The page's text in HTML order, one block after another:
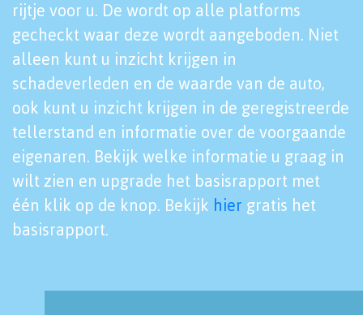
rijtje voor u. De wordt op alle platforms
gecheckt waar deze wordt aangeboden. Niet
alleen kunt u inzicht krijgen in
schadeverleden en de waarde van de auto,
ook kunt u inzicht krijgen in de geregistreerde
tellerstand en informatie over de voorgaande
eigenaren. Bekijk welke informatie u graag in
wilt zien en upgrade het basisrapport met
één klik op de knop. Bekijk hier gratis het
basisrapport.